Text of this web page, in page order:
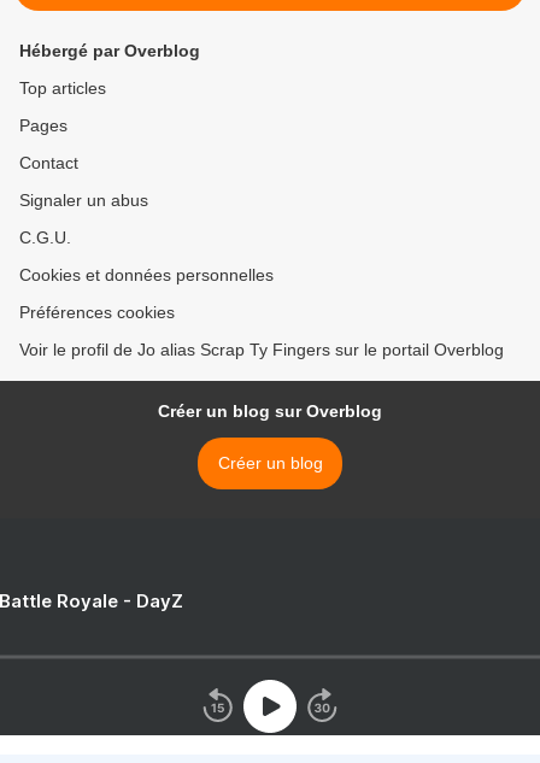
Hébergé par Overblog
Top articles
Pages
Contact
Signaler un abus
C.G.U.
Cookies et données personnelles
Préférences cookies
Voir le profil de Jo alias Scrap Ty Fingers sur le portail Overblog
Créer un blog sur Overblog
Créer un blog
Royale - DayZ